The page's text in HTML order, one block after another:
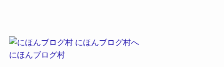
にほんブログ村